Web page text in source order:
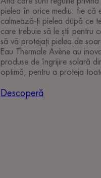
pielea în orice mediu: fie că
calmează-ți pielea după ce
care trebuie să le știi pentru
să vă protejați pielea de
Eau Thermale Avène au
produse de îngrijire solară
optimă, pentru a proteja
Descoperă